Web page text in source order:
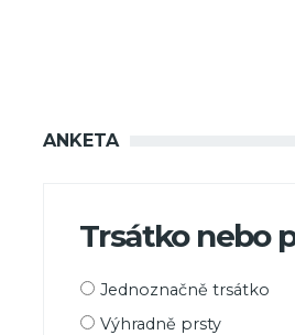
ANKETA
Trsátko nebo
Možnosti
Jednoznačně trsátko
Výhradně prsty